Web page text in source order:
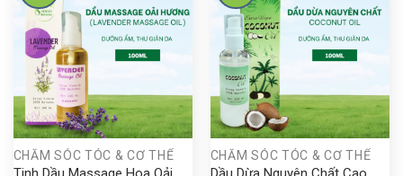
CHĂM SÓC TÓC & CƠ THỂ CHĂM SÓC TÓC & CƠ THỂ